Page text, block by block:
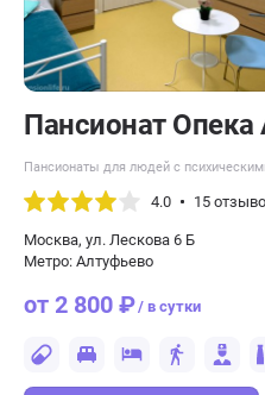
Пансионат Опека
Пансионаты для людей с
4.0 15
Москва, ул. Лескова 6 Б
Метро: Алтуфьево
от 2 800 ₽/ в сутки